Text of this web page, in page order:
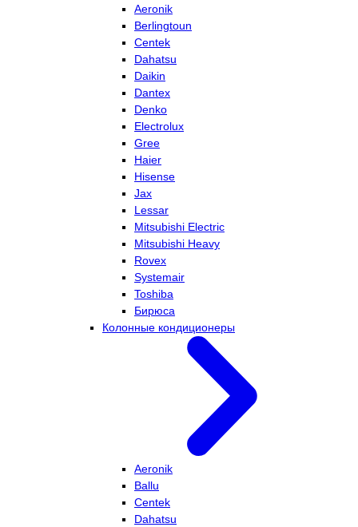
Aeronik
Berlingtoun
Centek
Dahatsu
Daikin
Dantex
Denko
Electrolux
Gree
Haier
Hisense
Jax
Lessar
Mitsubishi Electric
Mitsubishi Heavy
Rovex
Systemair
Toshiba
Бирюса
Колонные кондиционеры
Aeronik
Ballu
Centek
Dahatsu